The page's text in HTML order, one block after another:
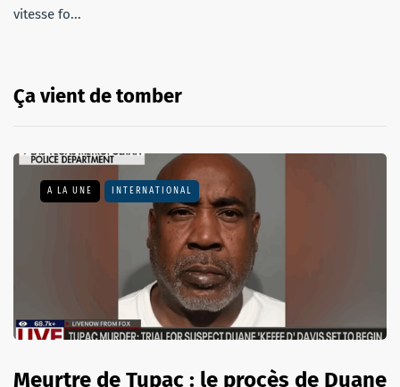
vitesse fo...
Ça vient de tomber
A LA UNE INTERNATIONAL
Meurtre de Tupac : le procès de Duane